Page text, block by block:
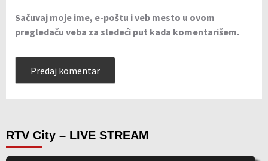
Sačuvaj moje ime, e-poštu i veb mesto u ovom
pregledaču veba za sledeći put kada komentarišem.
RTV City – LIVE STREAM